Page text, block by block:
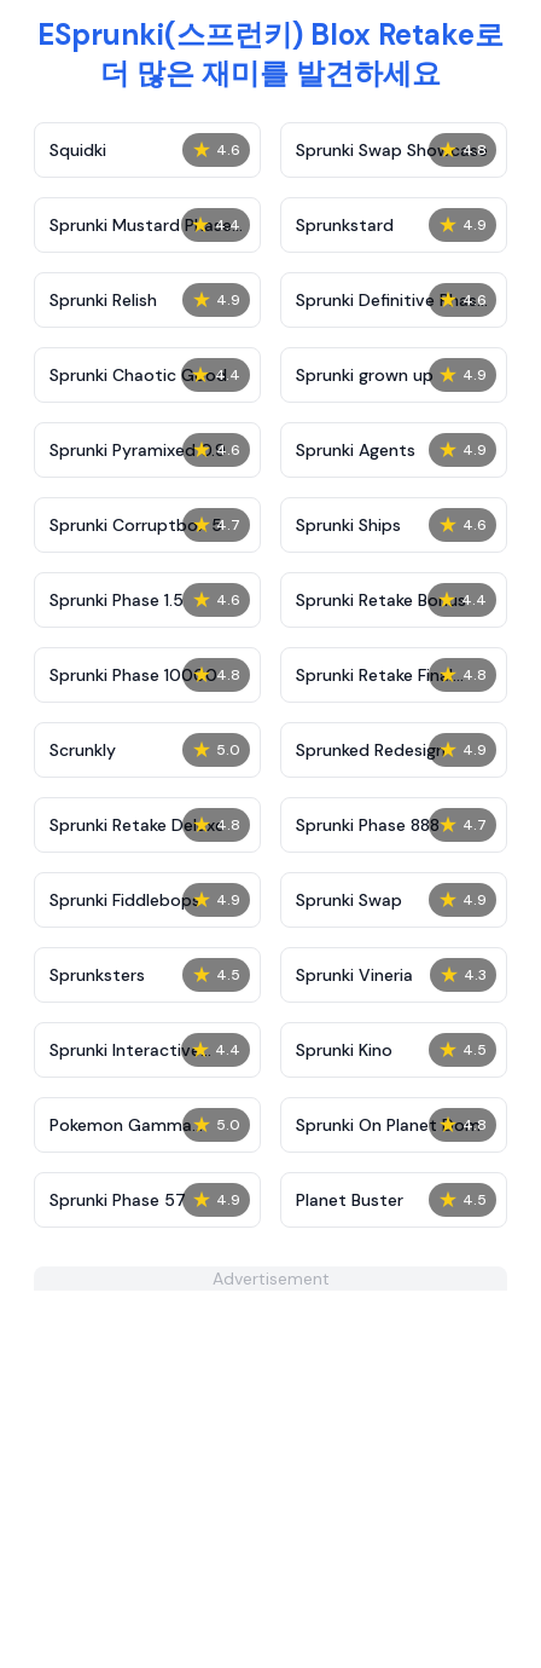
ESprunki(스프런키) Blox Retake로
더 많은 재미를 발견하세요
★ 4.6
Squidki ★ 4.8
Sprunki Swap Showcase
★ 4.4
Sprunki Mustard Phase
2
★ 4.9
Sprunkstard
★ 4.9
Sprunki Relish ★ 4.6
Sprunki Definitive Phase
7
★ 4.4
Sprunki Chaotic Good ★ 4.9
Sprunki grown up
★ 4.6
Sprunki Pyramixed 0.9 ★ 4.9
Sprunki Agents
★ 4.7
Sprunki Corruptbox 5 ★ 4.6
Sprunki Ships
★ 4.6
Sprunki Phase 1.5 ★ 4.4
Sprunki Retake Bonus
★ 4.8
Sprunki Phase 10000 ★ 4.8
Sprunki Retake Final
Update
★ 5.0
Scrunkly ★ 4.9
Sprunked Redesign
★ 4.8
Sprunki Retake Deluxe ★ 4.7
Sprunki Phase 888
★ 4.9
Sprunki Fiddlebops ★ 4.9
Sprunki Swap
★ 4.5
Sprunksters ★ 4.3
Sprunki Vineria
★ 4.4
Sprunki Interactive
Tunner
★ 4.5
Sprunki Kino
★ 5.0
Pokemon Gamma
Emerald
★ 4.8
Sprunki On Planet Dom
★ 4.9
Sprunki Phase 57 ★ 4.5
Planet Buster
Advertisement